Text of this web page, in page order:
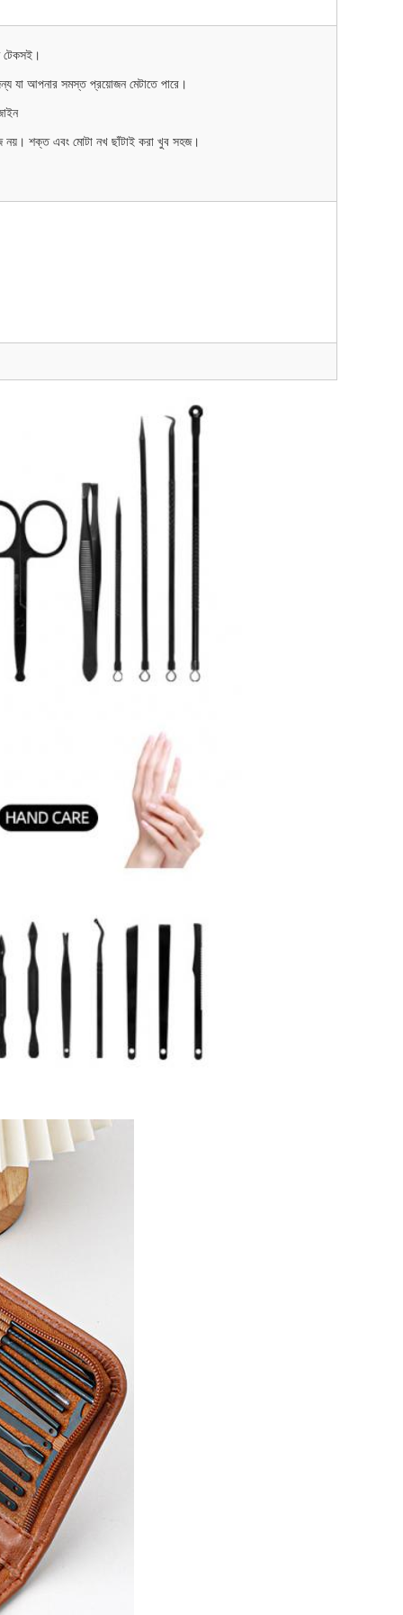
টেকসই।
যা আপনার সমস্ত প্রয়োজন মেটাতে পারে।
নয়। শক্ত এবং মোটা নখ ছাঁটাই করা খুব সহজ।